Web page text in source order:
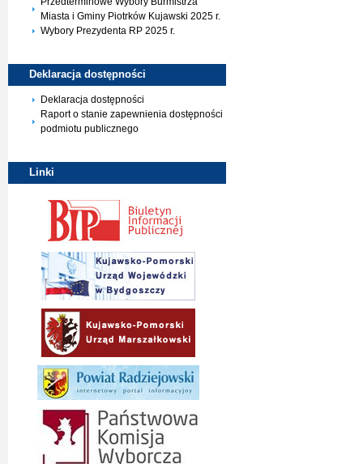
Miasta i Gminy Piotrków Kujawski 2025 r.
Wybory Prezydenta RP 2025 r.
Deklaracja dostępności
Deklaracja dostępności
Raport o stanie zapewnienia dostępności
podmiotu publicznego
Linki